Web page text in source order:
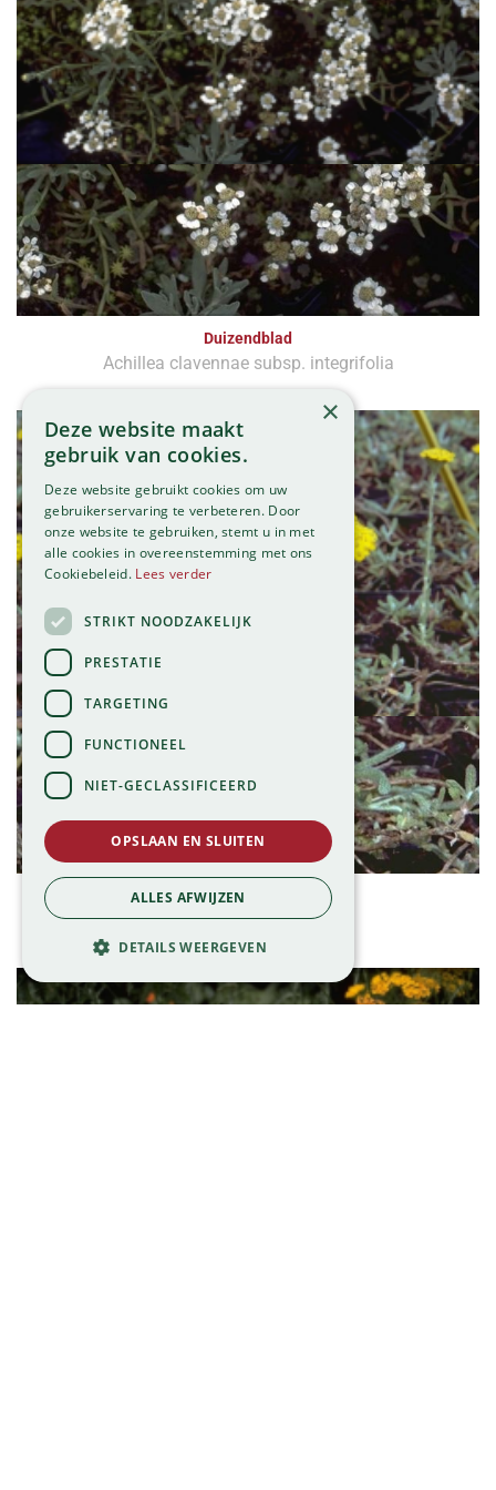
Duizendblad
Achillea clavennae subsp. integrifolia
Duizendblad
Achillea tomentosa
×
Deze website maakt
gebruik van cookies.
Deze website gebruikt cookies om uw
gebruikerservaring te verbeteren. Door
onze website te gebruiken, stemt u in met
alle cookies in overeenstemming met ons
Cookiebeleid. Lees verder
STRIKT NOODZAKELIJK
PRESTATIE
TARGETING
FUNCTIONEEL
NIET-GECLASSIFICEERD
OPSLAAN EN SLUITEN
ALLES AFWIJZEN
DETAILS WEERGEVEN